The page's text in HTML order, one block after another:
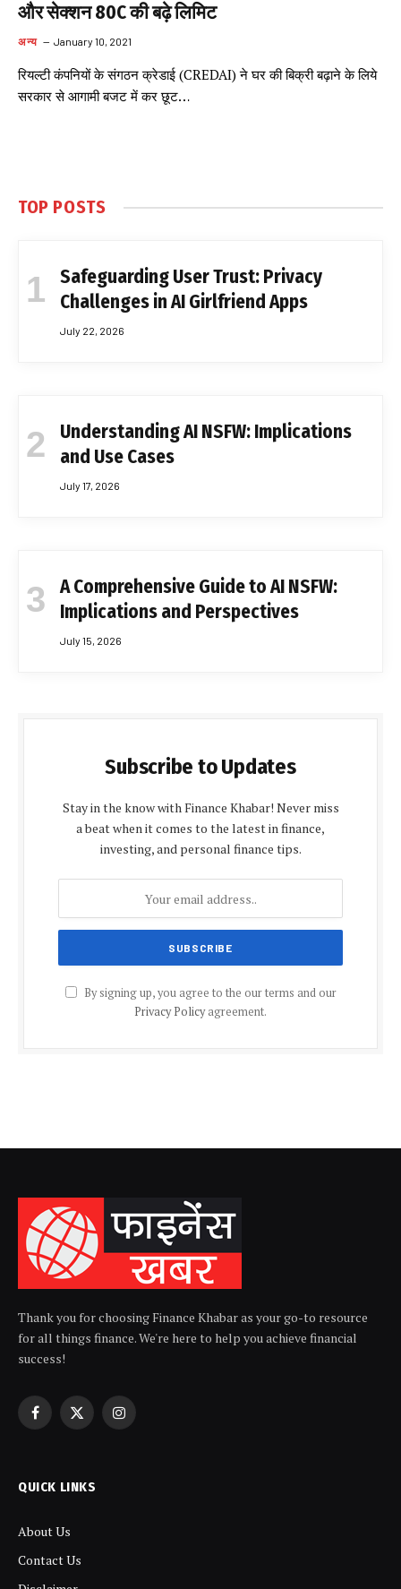
और सेक्शन 80C की बढ़े लिमिट
अन्य January 10, 2021
रियल्टी कंपनियों के संगठन क्रेडाई (CREDAI) ने घर की बिक्री बढ़ाने के लिये
सरकार से आगामी बजट में कर छूट…
TOP POSTS
Safeguarding User Trust: Privacy
Challenges in AI Girlfriend Apps
July 22, 2026
Understanding AI NSFW: Implications
and Use Cases
July 17, 2026
A Comprehensive Guide to AI NSFW:
Implications and Perspectives
July 15, 2026
Subscribe to Updates
Stay in the know with Finance Khabar! Never miss
a beat when it comes to the latest in finance,
investing, and personal finance tips.
By signing up, you agree to the our terms and our
Privacy Policyagreement.
Thank you for choosing Finance Khabar as your go-to resource
for all things finance. We're here to help you achieve financial
success!
Facebook
X
Instagram
QUICK LINKS
About Us
Contact Us